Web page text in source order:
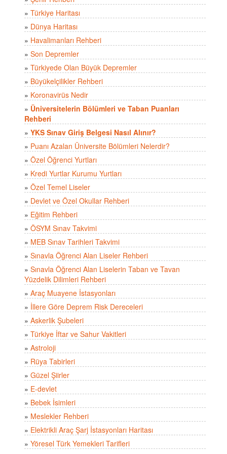
» Türkiye Haritası
» Dünya Haritası
» Havalimanları Rehberi
» Son Depremler
» Türkiyede Olan Büyük Depremler
» Büyükelçilikler Rehberi
» Koronavirüs Nedir
» Üniversitelerin Bölümleri ve Taban Puanları
Rehberi
» YKS Sınav Giriş Belgesi Nasıl Alınır?
» Puanı Azalan Üniversite Bölümleri Nelerdir?
» Özel Öğrenci Yurtları
» Kredi Yurtlar Kurumu Yurtları
» Özel Temel Liseler
» Devlet ve Özel Okullar Rehberi
» Eğitim Rehberi
» ÖSYM Sınav Takvimi
» MEB Sınav Tarihleri Takvimi
» Sınavla Öğrenci Alan Liseler Rehberi
» Sınavla Öğrenci Alan Liselerin Taban ve Tavan
Yüzdelik Dilimleri Rehberi
» Araç Muayene İstasyonları
» İllere Göre Deprem Risk Dereceleri
» Askerlik Şubeleri
» Türkiye İftar ve Sahur Vakitleri
» Astroloji
» Rüya Tabirleri
» Güzel Şiirler
» E-devlet
» Bebek İsimleri
» Meslekler Rehberi
» Elektrikli Araç Şarj İstasyonları Haritası
» Yöresel Türk Yemekleri Tarifleri